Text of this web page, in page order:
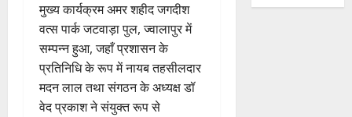
मुख्य कार्यक्रम अमर शहीद जगदीश
वत्स पार्क जटवाड़ा पुल, ज्वालापुर में
सम्पन्न हुआ, जहाँ प्रशासन के
प्रतिनिधि के रूप में नायब तहसीलदार
मदन लाल तथा संगठन के अध्यक्ष डॉ
वेद प्रकाश ने संयुक्त रूप से